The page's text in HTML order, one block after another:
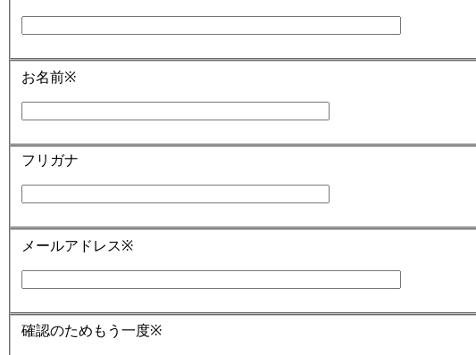
お名前※
フリガナ
メールアドレス※
確認のためもう一度※